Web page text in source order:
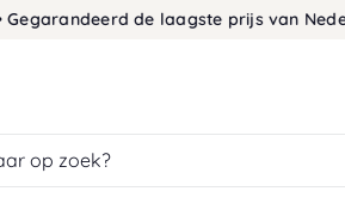
de laagste prijs van Nederland